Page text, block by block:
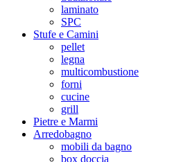
laminato
SPC
Stufe e Camini
pellet
legna
multicombustione
forni
cucine
grill
Pietre e Marmi
Arredobagno
mobili da bagno
box doccia